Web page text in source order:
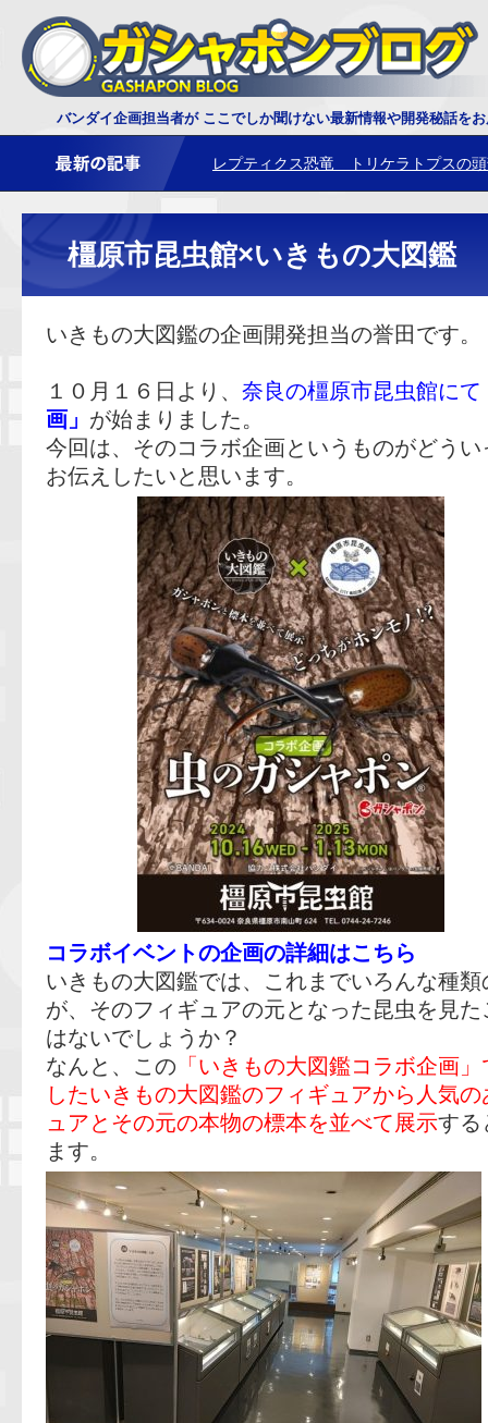
バンダイ企画担当者が ここでしか聞けない最新情報や開発秘話を
ダイオウサソリ 鋏角について
レプティクス恐竜 トリケラトプスの
橿原市昆虫館×いきもの大図鑑
いきもの大図鑑の企画開発担当の誉田です。
１０月１６日より、 奈良の橿原市昆虫館に
画」 が始まりました。
今回は、そのコラボ企画というものがどう
お伝えしたいと思います。
コラボイベントの企画の詳細はこちら
いきもの大図鑑では、これまでいろんな種
が、そのフィギュアの元となった昆虫を見
はないでしょうか？
なんと、この 「いきもの大図鑑コラボ企画
したいきもの大図鑑のフィギュアから人気
ュアとその元の本物の標本を並べて展示する
ます。